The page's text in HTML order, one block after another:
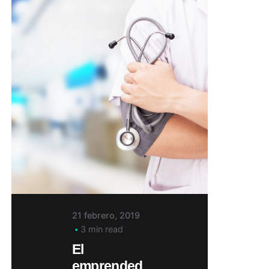
21 febrero, 2019
3 min read
El